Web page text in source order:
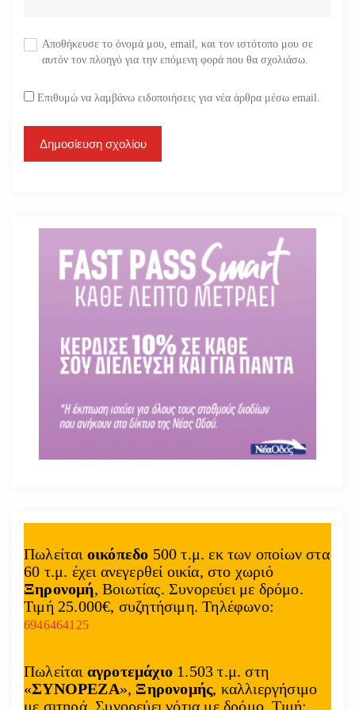
Αποθήκευσε το όνομά μου, email, και τον ιστότοπο μου σε
αυτόν τον πλοηγό για την επόμενη φορά που θα σχολιάσω.
Επιθυμώ να λαμβάνω ειδοποιήσεις για νέα άρθρα μέσω email.
Πωλείται οικόπεδο 500 τ.μ. εκ των οποίων στα
60 τ.μ. έχει ανεγερθεί οικία, στο χωριό
Ξηρονομή, Βοιωτίας. Συνορεύει με δρόμο.
Τιμή 25.000€, συζητήσιμη. Τηλέφωνο:
6946464125
Πωλείται αγροτεμάχιο 1.503 τ.μ. στη
«ΣΥΝΟΡΕΖΑ», Ξηρονομής, καλλιεργήσιμο
με σιτηρά. Συνορεύει νότια με δρόμο. Τιμή: